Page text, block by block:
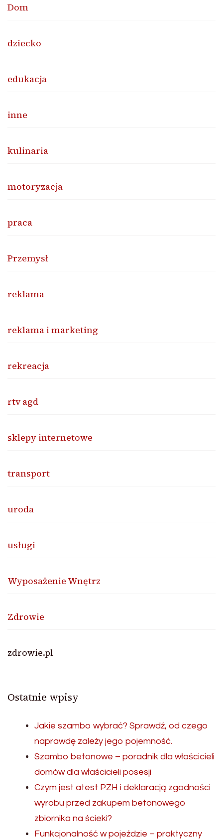
Dom
dziecko
edukacja
inne
kulinaria
motoryzacja
praca
Przemysł
reklama
reklama i marketing
rekreacja
rtv agd
sklepy internetowe
transport
uroda
usługi
Wyposażenie Wnętrz
Zdrowie
zdrowie.pl
Ostatnie wpisy
Jakie szambo wybrać? Sprawdź, od czego
naprawdę zależy jego pojemność.
Szambo betonowe – poradnik dla właścicieli
domów dla właścicieli posesji
Czym jest atest PZH i deklaracją zgodności
wyrobu przed zakupem betonowego
zbiornika na ścieki?
Funkcjonalność w pojeździe – praktyczny